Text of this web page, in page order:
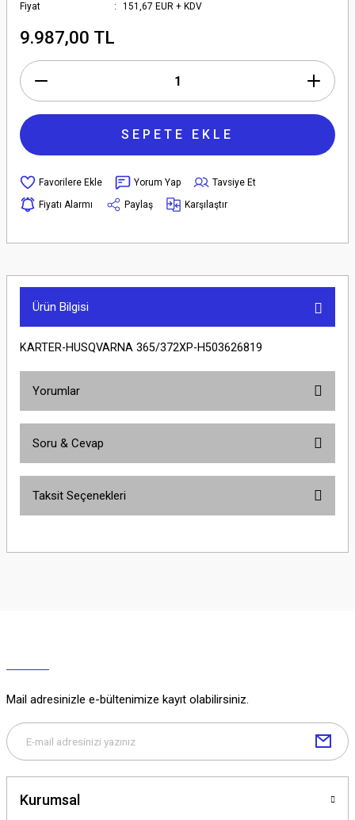
Fiyat
151,67 EUR + KDV
9.987,00 TL
SEPETE EKLE
Yorum Yap
Tavsiye Et
Fiyatı Alarmı
Paylaş Karşılaştır
Ürün Bilgisi
KARTER-HUSQVARNA 365/372XP-H503626819
Yorumlar
Soru & Cevap
Soru Sor
Taksit Seçenekleri
Mail adresinizle e-bültenimize kayıt olabilirsiniz.
Kurumsal